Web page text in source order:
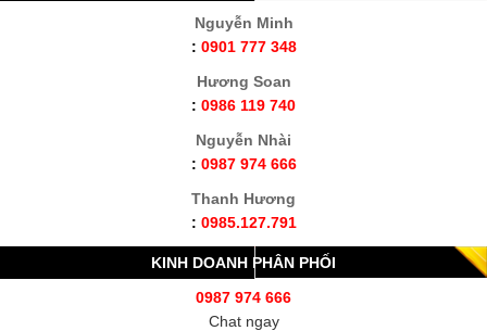
Nguyễn Minh
: 0901 777 348
Hương Soan
: 0986 119 740
Nguyễn Nhài
: 0987 974 666
Thanh Hương
: 0985.127.791
KINH DOANH PHÂN PHỐI
0987 974 666
Chat ngay